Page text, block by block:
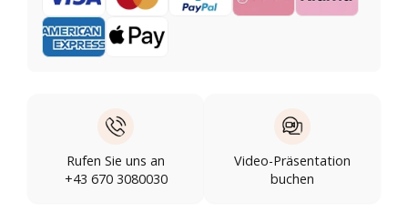
Rufen Sie uns an
+43 670 3080030
Video-Präsentation
buchen